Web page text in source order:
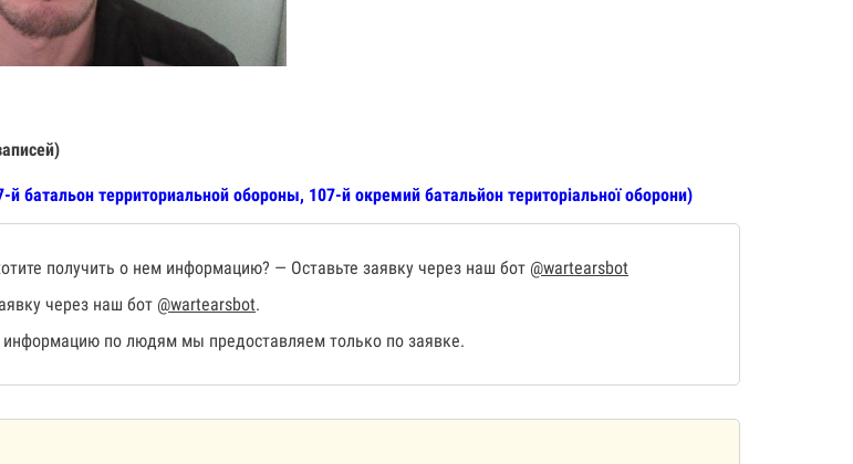
батальон территориальной обороны, 107-й окремий батальйон територіальної оборони)
получить о нем информацию? — Оставьте заявку через наш бот @wartearsbot
через наш бот @wartearsbot.
по людям мы предоставляем только по заявке.